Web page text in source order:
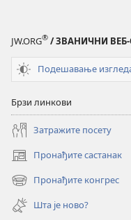
JW.ORG® / ЗВАНИЧНИ
Подешавање
Брзи линкови
Затражите посету
Пронађите састанак
(отвара
нови
прозор)
Пронађите конгрес
(отвара
нови
прозор)
Шта је ново?